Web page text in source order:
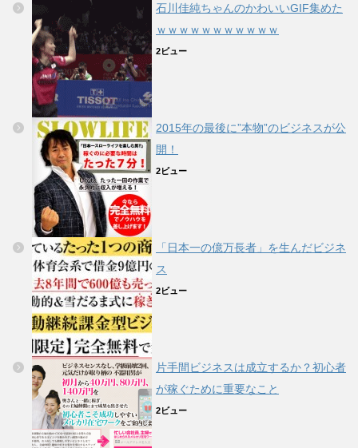
石川佳純ちゃんのかわいいGIF集めた
ｗｗｗｗｗｗｗｗｗｗｗ
2ビュー
2015年の最後に”本物”のビジネスが公
開！
2ビュー
「日本一の億万長者」を生んだビジネ
ス
2ビュー
片手間ビジネスは成立するか？初心者
が稼ぐために重要なこと
2ビュー